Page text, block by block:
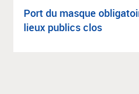
Port du masque
lieux publics clos